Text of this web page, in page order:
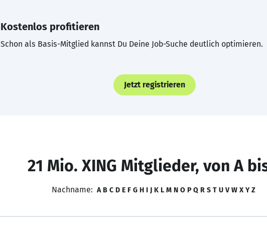
Kostenlos profitieren
Schon als Basis-Mitglied kannst Du Deine Job-Suche deutlich optimieren.
Jetzt registrieren
21 Mio. XING Mitglieder, von A
Nachname: A B C D E F G H I J K L M N O P Q R S T U V W X Y Z